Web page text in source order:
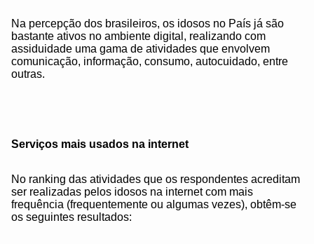
Na percepção dos brasileiros, os idosos no País já são
bastante ativos no ambiente digital, realizando com
assiduidade uma gama de atividades que envolvem
comunicação, informação, consumo, autocuidado, entre
outras.
Serviços mais usados na internet
No ranking das atividades que os respondentes acreditam
ser realizadas pelos idosos na internet com mais
frequência (frequentemente ou algumas vezes), obtêm-se
os seguintes resultados: